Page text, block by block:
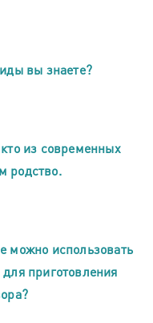
вы знаете?
из современных
родство.
можно использовать
приготовления